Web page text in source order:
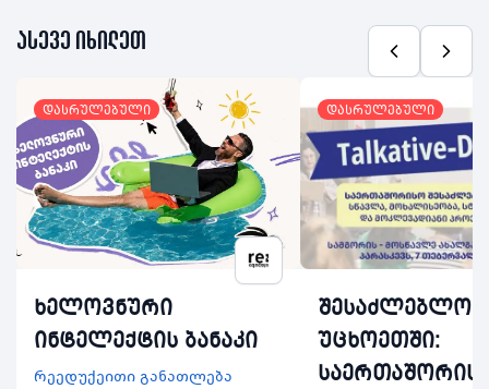
ასევე იხილეთ
დასრულებული
ხელოვნური
ინტელექტის ბანაკი
რეედუქეითი განათლება
დასრულებული
უცხოეთში: